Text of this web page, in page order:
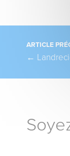
Pagination
ARTICLE
←